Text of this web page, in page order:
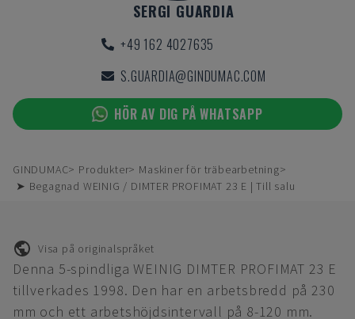
SERGI GUARDIA
+49 162 4027635
S.GUARDIA@GINDUMAC.COM
HÖR AV DIG PÅ WHATSAPP
GINDUMAC Produkter
Maskiner för träbearbetning
➤ Begagnad WEINIG / DIMTER PROFIMAT 23 E | Till salu
Visa på originalspråket
Denna 5-spindliga WEINIG DIMTER PROFIMAT 23 E
tillverkades 1998. Den har en arbetsbredd på 230
mm och ett arbetshöjdsintervall på 8-120 mm.